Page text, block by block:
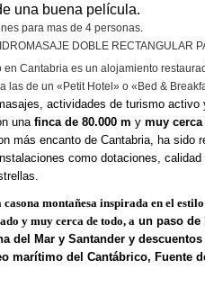
una buena película.
para mas de 4 personas.
DOBLE RECTANGULAR
en Cantabria es un alojamiento
las de un «Petit Hotel» o «Bed &
actividades de turismo activo
una finca de 80.000 m y muy
más encanto de Cantabria, ha sido
como dotaciones,
montañesa inspirada en el
y muy cerca de todo, a un paso de
del Mar y Santander y
marítimo del Cantábrico, Fuente